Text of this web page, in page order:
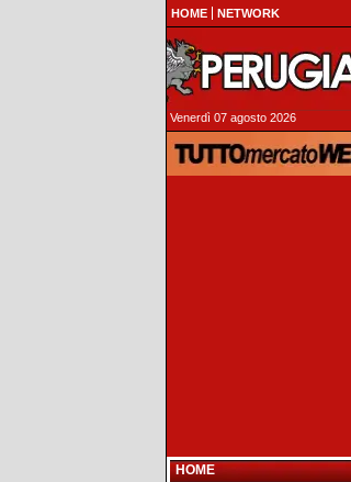
HOME NETWORK
Venerdì 07 agosto 2026
HOME